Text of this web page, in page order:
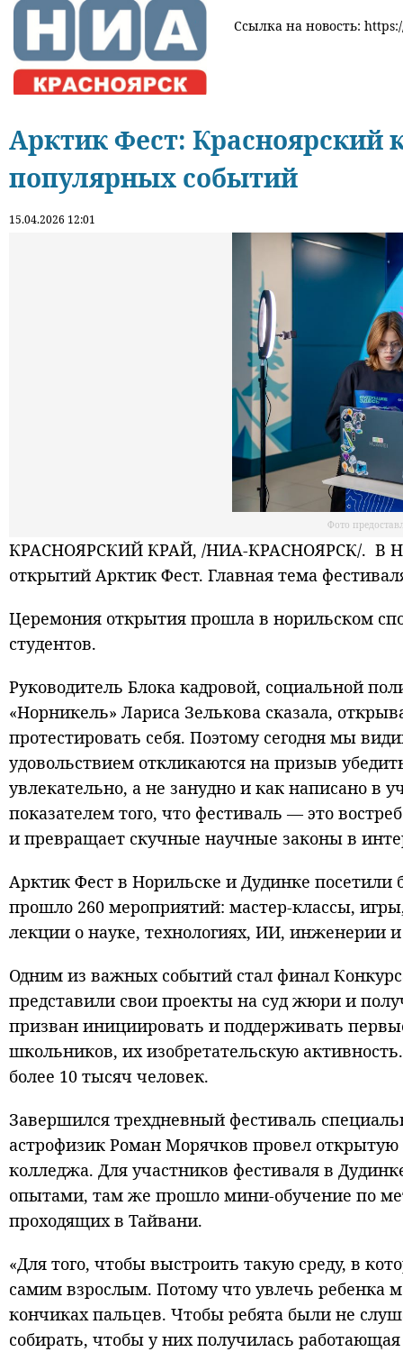
Ссылка на новость:
Арктик Фест: Красноярский
популярных событий
15.04.2026 12:01
Фото
КРАСНОЯРСКИЙ КРАЙ, /НИА-КРАСНОЯРСК/. В
открытий Арктик Фест. Главная тема
Церемония открытия прошла в норильском
студентов.
Руководитель Блока кадровой, социальной
«Норникель» Лариса Зелькова сказала,
протестировать себя. Поэтому сегодня мы
удовольствием откликаются на призыв
увлекательно, а не занудно и как написано
показателем того, что фестиваль — это
и превращает скучные научные законы в
Арктик Фест в Норильске и Дудинке посетили
прошло 260 мероприятий: мастер-классы,
лекции о науке, технологиях, ИИ, инженерии
Одним из важных событий стал финал
представили свои проекты на суд жюри и
призван инициировать и поддерживать
школьников, их изобретательскую
более 10 тысяч человек.
Завершился трехдневный фестиваль
астрофизик Роман Морячков провел
колледжа. Для участников фестиваля в
опытами, там же прошло мини-обучение по
проходящих в Тайвани.
«Для того, чтобы выстроить такую среду, в
самим взрослым. Потому что увлечь ребенка
кончиках пальцев. Чтобы ребята были не
собирать, чтобы у них получилась